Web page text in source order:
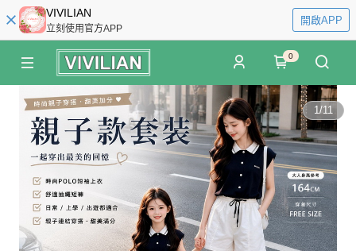
VIVILIAN
立刻使用官方APP
開啟APP
0
1/11